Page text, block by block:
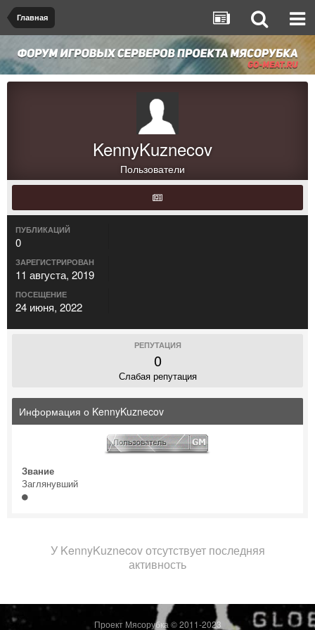
Главная
KennyKuznecov
Пользователи
ПУБЛИКАЦИЙ
0
ЗАРЕГИСТРИРОВАН
11 августа, 2019
ПОСЕЩЕНИЕ
24 июня, 2022
РЕПУТАЦИЯ
0
Слабая репутация
Информация о KennyKuznecov
Звание
Заглянувший
У KennyKuznecov отсутствует последняя
активность
Проект Мясорубка © 2011-2023